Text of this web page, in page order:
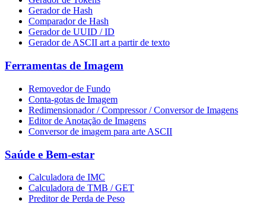
Gerador de Hash
Comparador de Hash
Gerador de UUID / ID
Gerador de ASCII art a partir de texto
Ferramentas de Imagem
Removedor de Fundo
Conta-gotas de Imagem
Redimensionador / Compressor / Conversor de Imagens
Editor de Anotação de Imagens
Conversor de imagem para arte ASCII
Saúde e Bem-estar
Calculadora de IMC
Calculadora de TMB / GET
Preditor de Perda de Peso